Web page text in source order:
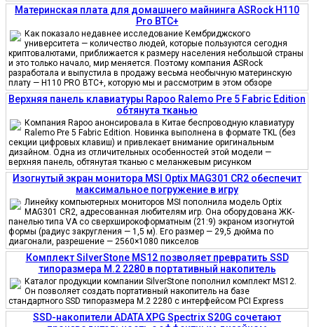
Материнская плата для домашнего майнинга ASRock H110
Pro BTC+
Как показало недавнее исследование Кембриджского
университета — количество людей, которые пользуются сегодня
криптовалютами, приближается к размеру населения небольшой страны
и это только начало, мир меняется. Поэтому компания ASRock
разработала и выпустила в продажу весьма необычную материнскую
плату — H110 PRO BTC+, которую мы и рассмотрим в этом обзоре
Верхняя панель клавиатуры Rapoo Ralemo Pre 5 Fabric Edition
обтянута тканью
Компания Rapoo анонсировала в Китае беспроводную клавиатуру
Ralemo Pre 5 Fabric Edition. Новинка выполнена в формате TKL (без
секции цифровых клавиш) и привлекает внимание оригинальным
дизайном. Одна из отличительных особенностей этой модели —
верхняя панель, обтянутая тканью с меланжевым рисунком
Изогнутый экран монитора MSI Optix MAG301 CR2 обеспечит
максимальное погружение в игру
Линейку компьютерных мониторов MSI пополнила модель Optix
MAG301 CR2, адресованная любителям игр. Она оборудована ЖК-
панелью типа VA со сверхширокоформатным (21:9) экраном изогнутой
формы (радиус закругления — 1,5 м). Его размер — 29,5 дюйма по
диагонали, разрешение — 2560×1080 пикселов
Комплект SilverStone MS12 позволяет превратить SSD
типоразмера M.2 2280 в портативный накопитель
Каталог продукции компании SilverStone пополнил комплект MS12.
Он позволяет создать портативный накопитель на базе
стандартного SSD типоразмера M.2 2280 с интерфейсом PCI Express
SSD-накопители ADATA XPG Spectrix S20G сочетают